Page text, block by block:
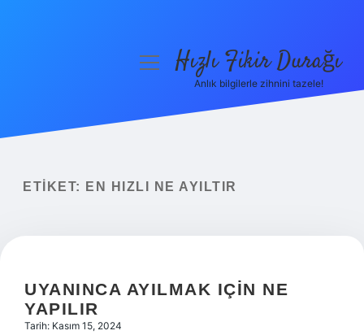
Yasal Uyarı
menüyüHızlı Fikir Durağı
Anlık bilgilerle zihnini tazele!
ETIKET: EN HIZLI NE AYILTIR
UYANINCA AYILMAK IÇIN NE
YAPILIR
Tarih: Kasım 15, 2024